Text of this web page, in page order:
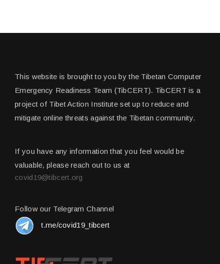
This website is brought to you by the Tibetan Computer
Emergency Readiness Team (TibCERT). TibCERT is a
project of Tibet Action Institute set up to reduce and
mitigate online threats against the Tibetan community.
If you have any information that you feel would be
valuable, please reach out to us at
covid19@tibcert.org
Follow our Telegram Channel
t.me/covid19_tibcert